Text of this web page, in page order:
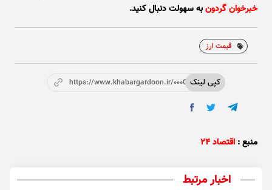
خبرخوان گردونبه سهولت دنبال کنید.
قیمت ارز
کپی لینکhttps://www.khabargardoon.ir/000OWN
منبع : اقتصاد ۲۴
اخبار مرتبط